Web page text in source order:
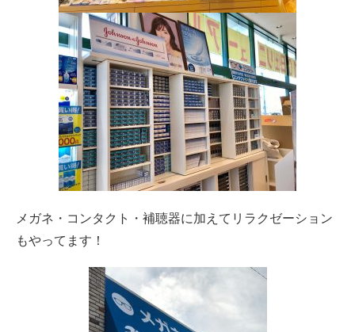
メガネ・コンタクト・補聴器に加えてリラクゼーション
もやってます！